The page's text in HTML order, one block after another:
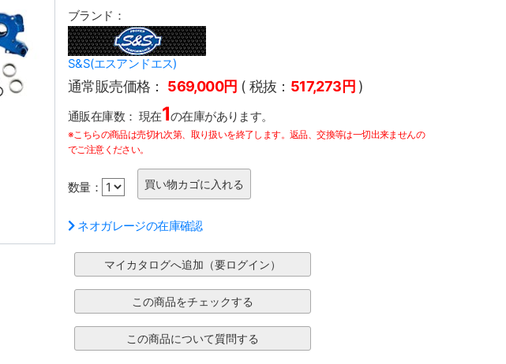
ブランド：
S&S(エスアンドエス)
通常販売価格： 569,000円 ( 税抜： 517,273円 )
通販在庫数： 現在1の在庫があります。
※こちらの商品は売切れ次第、取り扱いを終了します。返品、交換等は一切出来ませんの
でご注意ください。
数量：
ネオガレージの在庫確認